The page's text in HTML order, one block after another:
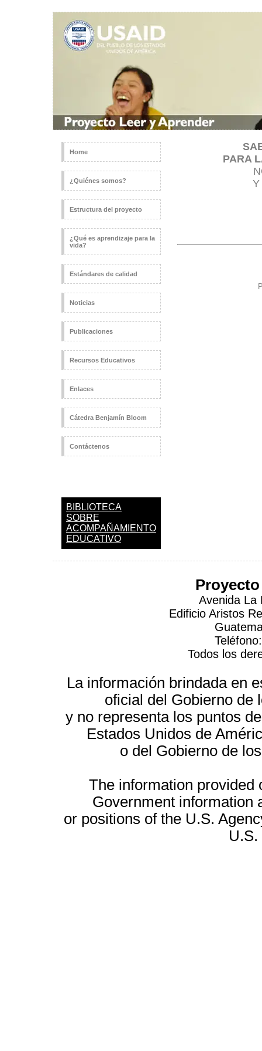
Home
¿Quiénes somos?
Estructura del proyecto
¿Qué es aprendizaje para la
vida?
Estándares de calidad
Noticias
Publicaciones
Recursos Educativos
Enlaces
Cátedra Benjamín Bloom
Contáctenos
BIBLIOTECA
SOBRE
ACOMPAÑAMIENTO
EDUCATIVO
PARA
Y
Avenida La
Edificio Aristos
Todos los
La información brindada en
oficial del Gobierno de
y no representa los puntos
Estados Unidos de
o del Gobierno de
The information provided
Government information
or positions of the U.S.